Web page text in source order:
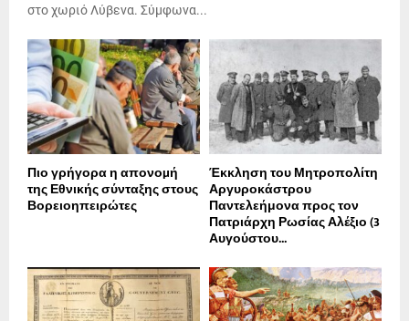
στο χωριό Λύβενα. Σύμφωνα...
Πιο γρήγορα η απονοµή
της Εθνικής σύνταξης στους
Βορειοηπειρώτες
Έκκληση του Μητροπολίτη
Αργυροκάστρου
Παντελεήμονα προς τον
Πατριάρχη Ρωσίας Αλέξιο (3
Αυγούστου...